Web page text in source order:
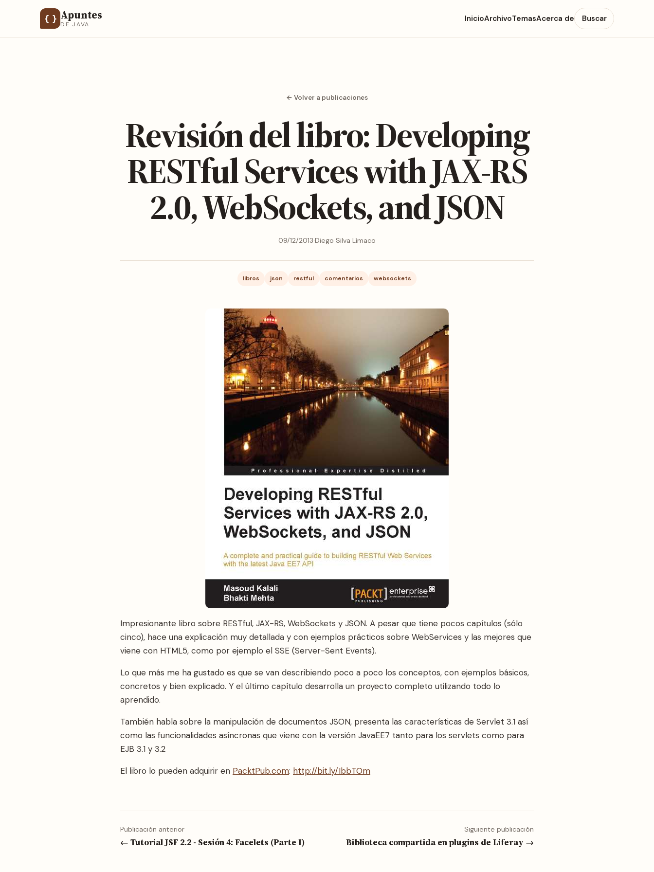
{ } Apuntes
DE JAVA
InicioArchivoTemasAcerca de Buscar
← Volver a publicaciones
Revisión del libro: Developing
RESTful Services with JAX-RS
2.0, WebSockets, and JSON
09/12/2013·Diego Silva Límaco
libros json restful comentarios websockets
Impresionante libro sobre RESTful, JAX-RS, WebSockets y JSON. A pesar que tiene pocos capítulos (sólo
cinco), hace una explicación muy detallada y con ejemplos prácticos sobre WebServices y las mejores que
viene con HTML5, como por ejemplo el SSE (Server-Sent Events).
Lo que más me ha gustado es que se van describiendo poco a poco los conceptos, con ejemplos básicos,
concretos y bien explicado. Y el último capítulo desarrolla un proyecto completo utilizando todo lo
aprendido.
También habla sobre la manipulación de documentos JSON, presenta las características de Servlet 3.1 así
como las funcionalidades asíncronas que viene con la versión JavaEE7 tanto para los servlets como para
EJB 3.1 y 3.2
El libro lo pueden adquirir en PacktPub.com: http://bit.ly/IbbTOm
Publicación anterior
← Tutorial JSF 2.2 - Sesión 4: Facelets (Parte I)
Siguiente publicación
Biblioteca compartida en plugins de Liferay →